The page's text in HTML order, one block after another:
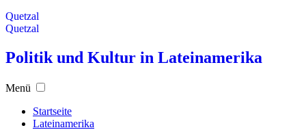
Quetzal
Quetzal
Politik und Kultur in Lateinamerika
Menü
Startseite
Lateinamerika